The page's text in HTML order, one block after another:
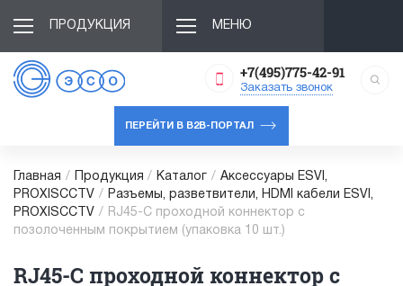
ПРОДУКЦИЯ МЕНЮ
+7(495)775-42-91
Заказать звонок
ПЕРЕЙТИ В B2B-ПОРТАЛ
Главная / Продукция / Каталог / Аксессуары ESVI,
PROXISCCTV /
Разъемы, разветвители, HDMI кабели ESVI,
PROXISCCTV /
RJ45-C проходной коннектор с
позолоченным покрытием (упаковка 10 шт.)
RJ45-C проходной коннектор с